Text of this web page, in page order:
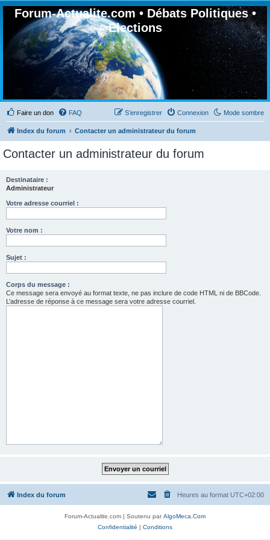
Forum-Actualite.com • Débats Politiques •
Elections
Faire un don Mode sombre
FAQ Connexion
S’enregistrer
Index du forum Contacter un administrateur du forum
Contacter un administrateur du forum
Destinataire :
Administrateur
Votre adresse courriel :
Votre nom :
Sujet :
Corps du message :
Ce message sera envoyé au format texte, ne pas inclure de code HTML ni de BBCode.
L’adresse de réponse à ce message sera votre adresse courriel.
Index du forum Heures au format UTC+02:00
Forum-Actualite.com | Soutenu parAlgoMeca.Com
Confidentialité | Conditions